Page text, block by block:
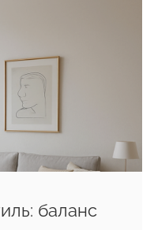
баланс